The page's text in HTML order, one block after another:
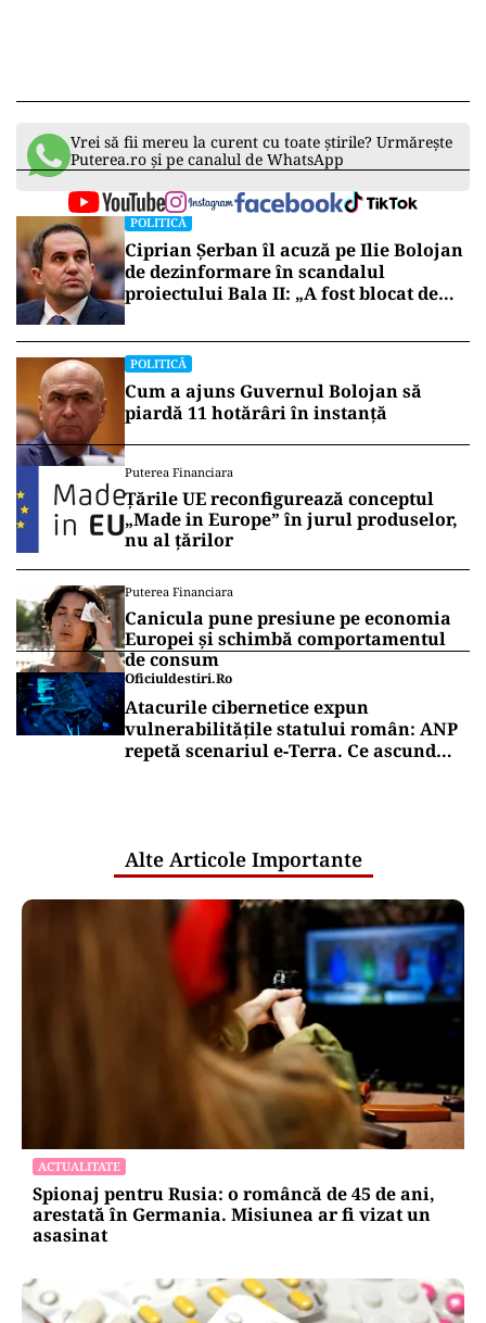
Vrei să fii mereu la curent cu toate știrile? Urmărește
Puterea.ro și pe canalul de WhatsApp
POLITICĂ
Ciprian Șerban îl acuză pe Ilie Bolojan
de dezinformare în scandalul
proiectului Bala II: „A fost blocat de
POLITICĂ
Cum a ajuns Guvernul Bolojan să
piardă 11 hotărâri în instanță
Puterea Financiara
Țările UE reconfigurează conceptul
„Made in Europe” în jurul produselor,
nu al țărilor
Puterea Financiara
Canicula pune presiune pe economia
Europei și schimbă comportamentul
de consum
Oficiuldestiri.ro
Atacurile cibernetice expun
vulnerabilitățile statului român: ANP
repetă scenariul e‑Terra. Ce ascund
Alte Articole Importante
ACTUALITATE
Spionaj pentru Rusia: o româncă de 45 de ani,
arestată în Germania. Misiunea ar fi vizat un
asasinat